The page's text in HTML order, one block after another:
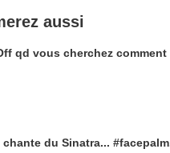
aussi
qd vous cherchez
du Sinatra...